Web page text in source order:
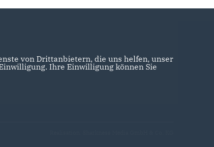
von Drittanbietern, die uns helfen, unser
Ihre Einwilligung können Sie